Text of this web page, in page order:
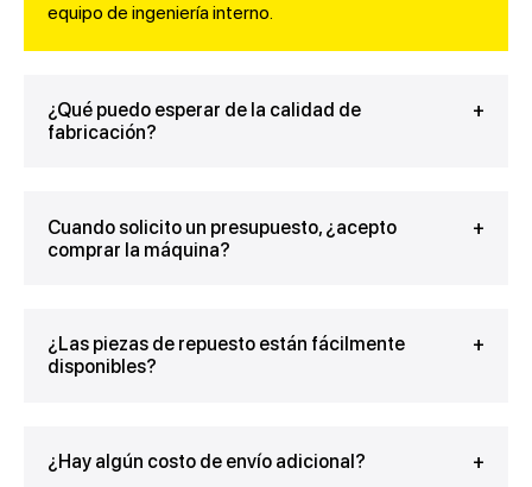
equipo de ingeniería interno.
¿Qué puedo esperar de la calidad de
fabricación?
Cuando solicito un presupuesto, ¿acepto
comprar la máquina?
¿Las piezas de repuesto están fácilmente
disponibles?
¿Hay algún costo de envío adicional?